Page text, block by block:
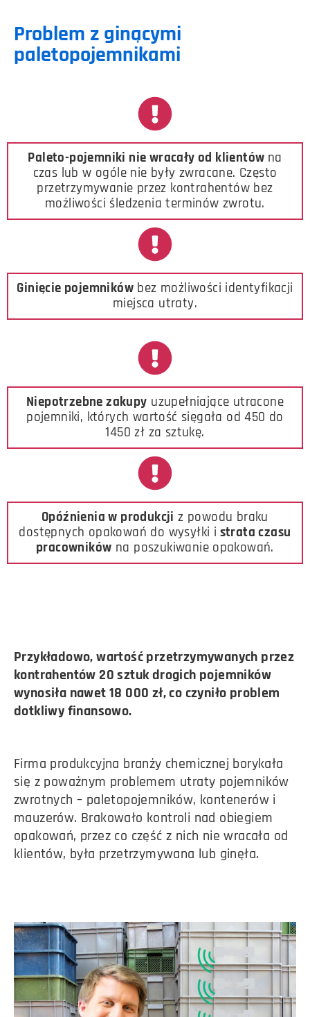
Problem z ginącymi
paletopojemnikami
Paleto-pojemniki nie wracały od klientów na
czas lub w ogóle nie były zwracane. Często
przetrzymywanie przez kontrahentów bez
możliwości śledzenia terminów zwrotu.
Ginięcie pojemników bez możliwości identyfikacji
miejsca utraty.
Niepotrzebne zakupy uzupełniające utracone
pojemniki, których wartość sięgała od 450 do
1450 zł za sztukę.
Opóźnienia w produkcji z powodu braku
dostępnych opakowań do wysyłki i strata czasu
pracowników na poszukiwanie opakowań.
Przykładowo, wartość przetrzymywanych przez
kontrahentów 20 sztuk drogich pojemników
wynosiła nawet 18 000 zł, co czyniło problem
dotkliwy finansowo.
Firma produkcyjna branży chemicznej borykała
się z poważnym problemem utraty pojemników
zwrotnych – paletopojemników, kontenerów i
mauzerów. Brakowało kontroli nad obiegiem
opakowań, przez co część z nich nie wracała od
klientów, była przetrzymywana lub ginęła.